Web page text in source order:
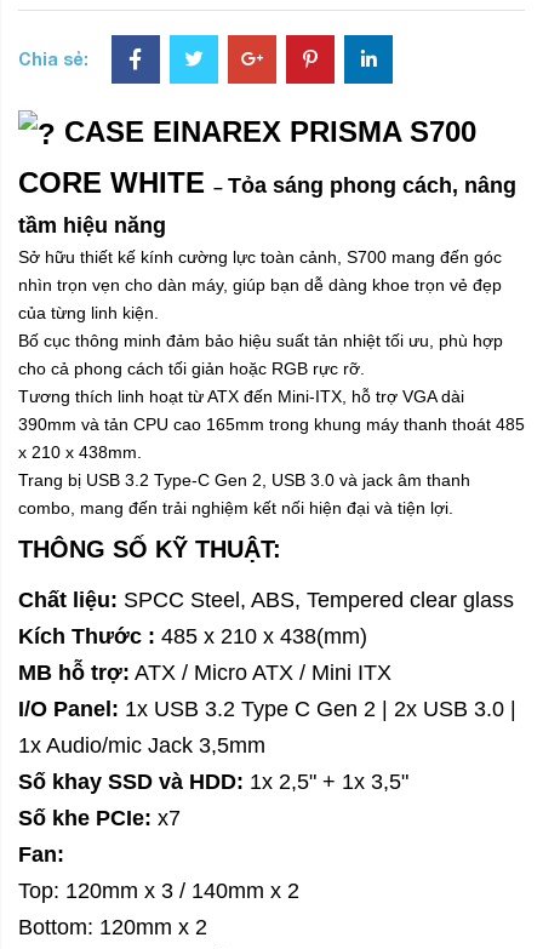
Chia sẻ:
CASE EINAREX PRISMA S700
CORE WHITE – Tỏa sáng phong cách, nâng
tầm hiệu năng
Sở hữu thiết kế kính cường lực toàn cảnh, S700 mang đến góc
nhìn trọn vẹn cho dàn máy, giúp bạn dễ dàng khoe trọn vẻ đẹp
của từng linh kiện.
Bố cục thông minh đảm bảo hiệu suất tản nhiệt tối ưu, phù hợp
cho cả phong cách tối giản hoặc RGB rực rỡ.
Tương thích linh hoạt từ ATX đến Mini-ITX, hỗ trợ VGA dài
390mm và tản CPU cao 165mm trong khung máy thanh thoát 485
x 210 x 438mm.
Trang bị USB 3.2 Type-C Gen 2, USB 3.0 và jack âm thanh
combo, mang đến trải nghiệm kết nối hiện đại và tiện lợi.
THÔNG SỐ KỸ THUẬT:
Chất liệu: SPCC Steel, ABS, Tempered clear glass
Kích Thước : 485 x 210 x 438(mm)
MB hỗ trợ: ATX / Micro ATX / Mini ITX
I/O Panel: 1x USB 3.2 Type C Gen 2 | 2x USB 3.0 |
1x Audio/mic Jack 3,5mm
Số khay SSD và HDD: 1x 2,5" + 1x 3,5"
Số khe PCIe: x7
Fan:
Top: 120mm x 3 / 140mm x 2
Bottom: 120mm x 2